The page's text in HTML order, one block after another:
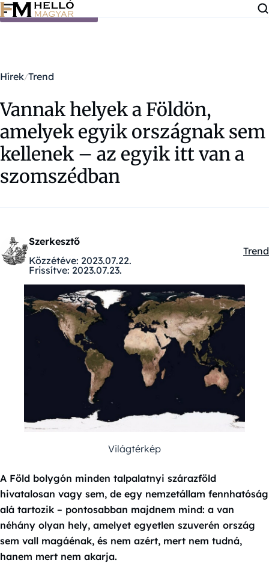
Ugrás a tartalomra
Hírek Trend
Vannak helyek a Földön,
amelyek egyik országnak sem
kellenek – az egyik itt van a
szomszédban
Szerkesztő
Közzétéve: 2023.07.22.
Frissítve: 2023.07.23.
Trend
Világtérkép
A Föld bolygón minden talpalatnyi szárazföld
hivatalosan vagy sem, de egy nemzetállam fennhatóság
alá tartozik – pontosabban majdnem mind: a van
néhány olyan hely, amelyet egyetlen szuverén ország
sem vall magáénak, és nem azért, mert nem tudná,
hanem mert nem akarja.